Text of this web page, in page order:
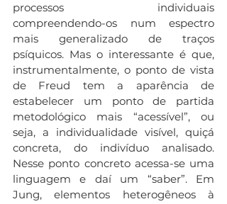
processos individuais
compreendendo-os num espectro
mais generalizado de traços
psíquicos. Mas o interessante é que,
instrumentalmente, o ponto de vista
de Freud tem a aparência de
estabelecer um ponto de partida
metodológico mais “acessível”, ou
seja, a individualidade visível, quiçá
concreta, do indivíduo analisado.
Nesse ponto concreto acessa-se uma
linguagem e daí um “saber”. Em
Jung, elementos heterogêneos à